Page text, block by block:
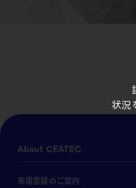
状況
About CEATEC
来場登録のご案内